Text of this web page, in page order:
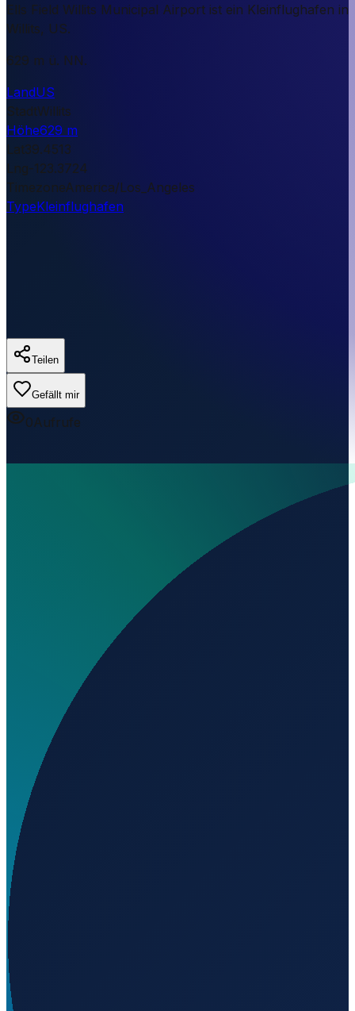
Ells Field Willits Municipal Airport ist ein Kleinflughafen in
Willits, US.
629 m ü. NN.
LandUS
StadtWillits
Höhe629 m
Lat39.4513
Lng-123.3724
TimezoneAmerica/Los_Angeles
TypeKleinflughafen
Teilen
Gefällt mir
0Aufrufe
Wo liegt Ells Field Willits Municipal Airport?
Auf welcher Höhe liegt Ells Field Willits Municipal
Airport?
Wird geladen...
39.45132
Los Angeles